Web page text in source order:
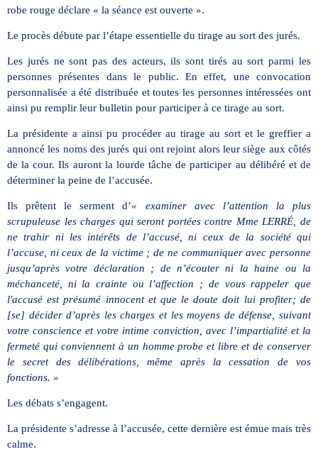
robe rouge déclare « la séance est ouverte ».
Le procès débute par l’étape essentielle du tirage au sort des jurés.
Les jurés ne sont pas des acteurs, ils sont tirés au sort parmi les
personnes présentes dans le public. En effet, une convocation
personnalisée a été distribuée et toutes les personnes intéressées ont
ainsi pu remplir leur bulletin pour participer à ce tirage au sort.
La présidente a ainsi pu procéder au tirage au sort et le greffier a
annoncé les noms des jurés qui ont rejoint alors leur siège aux côtés
de la cour. Ils auront la lourde tâche de participer au délibéré et de
déterminer la peine de l’accusée.
Ils prêtent le serment d’« examiner avec l’attention la plus
scrupuleuse les charges qui seront portées contre Mme LERRÉ, de
ne trahir ni les intérêts de l’accusé, ni ceux de la société qui
l’accuse, ni ceux de la victime ; de ne communiquer avec personne
jusqu’après votre déclaration ; de n’écouter ni la haine ou la
méchanceté, ni la crainte ou l’affection ; de vous rappeler que
l'accusé est présumé innocent et que le doute doit lui profiter; de
[se] décider d’après les charges et les moyens de défense, suivant
votre conscience et votre intime conviction, avec l’impartialité et la
fermeté qui conviennent à un homme probe et libre et de conserver
le secret des délibérations, même après la cessation de vos
fonctions. »
Les débats s’engagent.
La présidente s’adresse à l’accusée, cette dernière est émue mais très
calme.